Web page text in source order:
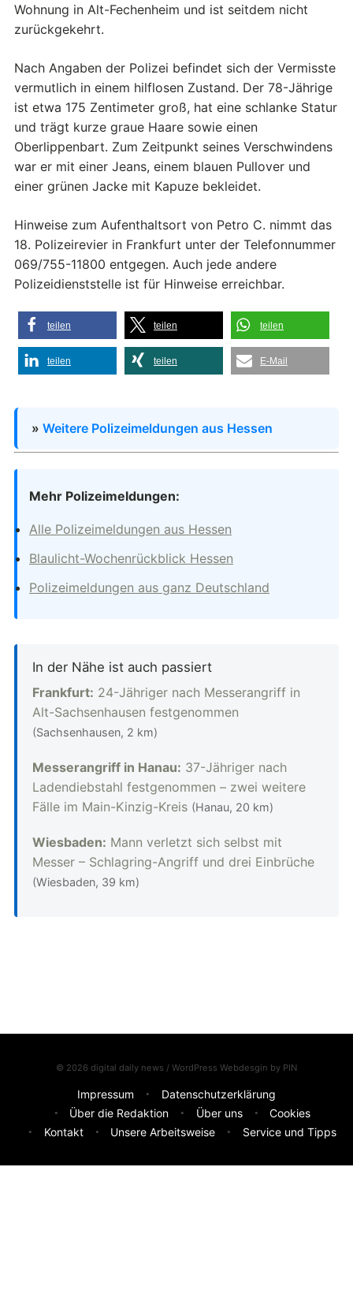
Wohnung in Alt-Fechenheim und ist seitdem nicht
zurückgekehrt.
Nach Angaben der Polizei befindet sich der Vermisste
vermutlich in einem hilflosen Zustand. Der 78-Jährige
ist etwa 175 Zentimeter groß, hat eine schlanke Statur
und trägt kurze graue Haare sowie einen
Oberlippenbart. Zum Zeitpunkt seines Verschwindens
war er mit einer Jeans, einem blauen Pullover und
einer grünen Jacke mit Kapuze bekleidet.
Hinweise zum Aufenthaltsort von Petro C. nimmt das
18. Polizeirevier in Frankfurt unter der Telefonnummer
069/755-11800 entgegen. Auch jede andere
Polizeidienststelle ist für Hinweise erreichbar.
teilen teilen teilen
teilen teilen E-Mail
» Weitere Polizeimeldungen aus Hessen
Mehr Polizeimeldungen:
Alle Polizeimeldungen aus Hessen
Blaulicht-Wochenrückblick Hessen
Polizeimeldungen aus ganz Deutschland
In der Nähe ist auch passiert
Frankfurt: 24-Jähriger nach Messerangriff in
Alt-Sachsenhausen festgenommen
(Sachsenhausen, 2 km)
Messerangriff in Hanau: 37-Jähriger nach
Ladendiebstahl festgenommen – zwei weitere
Fälle im Main-Kinzig-Kreis (Hanau, 20 km)
Wiesbaden: Mann verletzt sich selbst mit
Messer – Schlagring-Angriff und drei Einbrüche
(Wiesbaden, 39 km)
© 2026 digital daily news / WordPress Webdesgin by PIN
Impressum
Datenschutzerklärung
Über die Redaktion
Über uns
Cookies
Kontakt
Unsere Arbeitsweise Service und Tipps